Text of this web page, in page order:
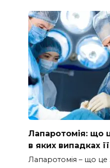
Лапаротомія: що
в яких випадках
Лапаротомія – що це